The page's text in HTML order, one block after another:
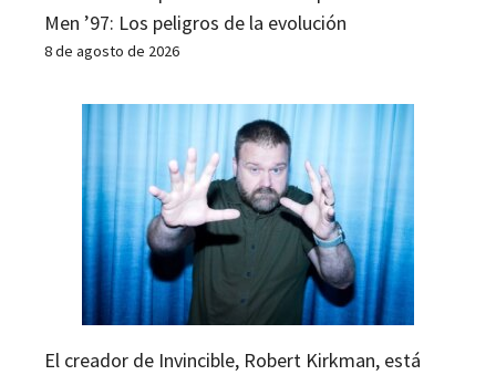
Men ’97: Los peligros de la evolución
8 de agosto de 2026
El creador de Invincible, Robert Kirkman, está